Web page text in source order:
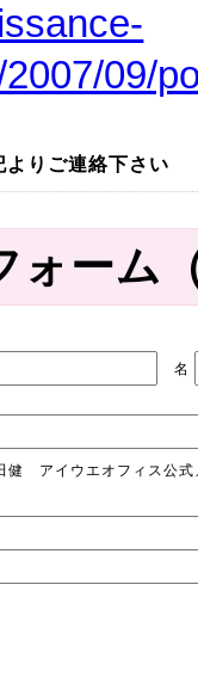
09/
りご連絡下さい
ォーム
名
健 アイウエオフィス公